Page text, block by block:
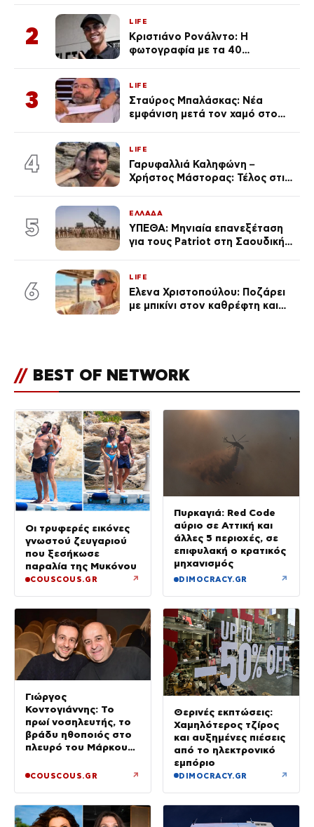
2
LIFE
Κριστιάνο Ρονάλντο: Η
φωτογραφία με τα 40
εκ. likes
3
LIFE
Σταύρος Μπαλάσκας: Νέα
εμφάνιση μετά τον χαμό στο
4
LIFE
Γαρυφαλλιά Καληφώνη –
Χρήστος Μάστορας: Τέλος στις
5
ΕΛΛΑΔΑ
ΥΠΕΘΑ: Μηνιαία επανεξέταση
για τους Patriot στη Σαουδική
6
LIFE
Έλενα Χριστοπούλου: Ποζάρει
με μπικίνι στον καθρέφτη και
// BEST OF NETWORK
Οι τρυφερές εικόνες
γνωστού ζευγαριού
που ξεσήκωσε
παραλία της Μυκόνου
COUSCOUS.GR ↗
Πυρκαγιά: Red Code
αύριο σε Αττική και
άλλες 5 περιοχές, σε
επιφυλακή ο κρατικός
μηχανισμός
DIMOCRACY.GR ↗
Γιώργος
Κοντογιάννης: Το
πρωί νοσηλευτής, το
βράδυ ηθοποιός στο
πλευρό του Μάρκου
COUSCOUS.GR ↗
Θερινές εκπτώσεις:
Χαμηλότερος τζίρος
και αυξημένες πιέσεις
από το ηλεκτρονικό
εμπόριο
DIMOCRACY.GR ↗